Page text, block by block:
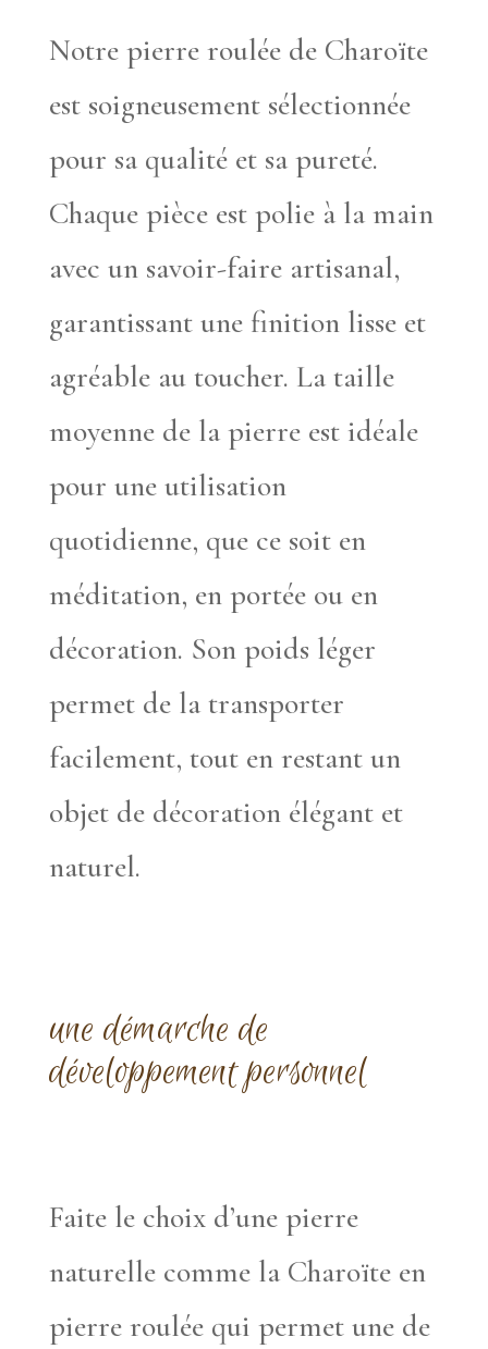
Notre pierre roulée de Charoïte
est soigneusement sélectionnée
pour sa qualité et sa pureté.
Chaque pièce est polie à la main
avec un savoir-faire artisanal,
garantissant une finition lisse et
agréable au toucher. La taille
moyenne de la pierre est idéale
pour une utilisation
quotidienne, que ce soit en
méditation, en portée ou en
décoration. Son poids léger
permet de la transporter
facilement, tout en restant un
objet de décoration élégant et
naturel.
une démarche de
développement personnel
Faite le choix d’une pierre
naturelle comme la Charoïte en
pierre roulée qui permet une de